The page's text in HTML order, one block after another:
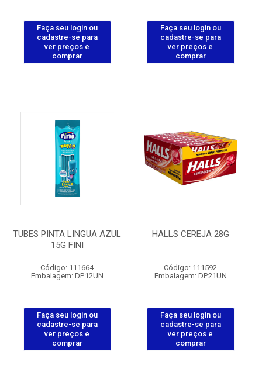
Faça seu login ou
cadastre-se para
ver preços e
comprar
Faça seu login ou
cadastre-se para
ver preços e
comprar
TUBES PINTA LINGUA AZUL
15G FINI
Código: 111664
Embalagem: DP.12UN
Faça seu login ou
cadastre-se para
ver preços e
comprar
HALLS CEREJA 28G
Código: 111592
Embalagem: DP.21UN
Faça seu login ou
cadastre-se para
ver preços e
comprar